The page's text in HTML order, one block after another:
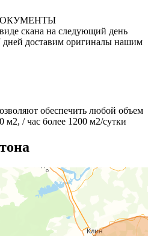
скана на следующий день
дней доставим оригиналы нашим
обеспечить любой объем
м2, / час более 1200 м2/сутки